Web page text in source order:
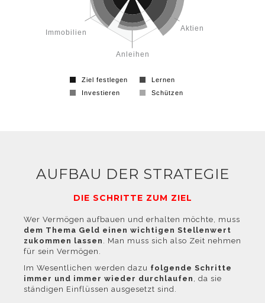
Cookies jederzeit
Sie in der
Aktien
Anleihen
Immobilien
Ziel festlegen
Lernen
Investieren
Schützen
AUFBAU DER STRATEGIE
DIE SCHRITTE ZUM ZIEL
Wer Vermögen aufbauen und erhalten möchte, muss
dem Thema Geld einen wichtigen Stellenwert
zukommen lassen . Man muss sich also Zeit nehmen
für sein Vermögen.
Im Wesentlichen werden dazu folgende Schritte
immer und immer wieder durchlaufen , da sie
ständigen Einflüssen ausgesetzt sind.